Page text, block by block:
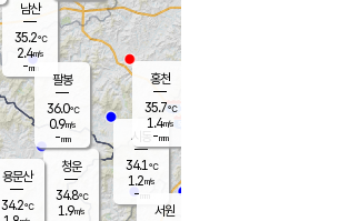
남산
35.2℃
2.4m/s
-mm
청운
34.8℃
1.9m/s
팔봉
36.0℃
0.9m/s
-mm
시동
34.1℃
1.2m/s
- mm
서원
용문산
34.2℃
홍천
35.7℃
1.4m/s
-mm